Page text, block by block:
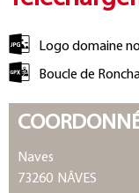
Logo domaine
Boucle de
Naves
73260 NÂVES